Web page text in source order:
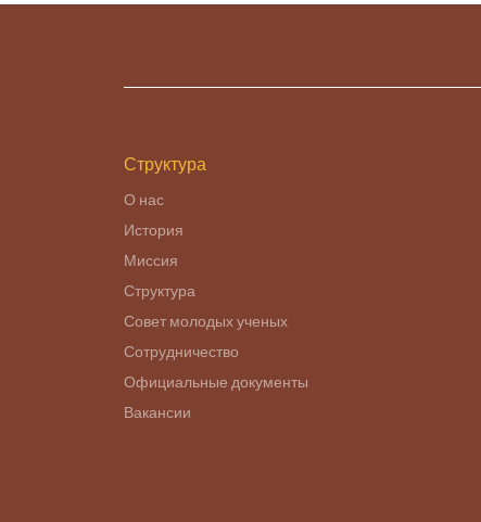
Структура
О нас
История
Миссия
Структура
Совет молодых ученых
Сотрудничество
Официальные документы
Вакансии